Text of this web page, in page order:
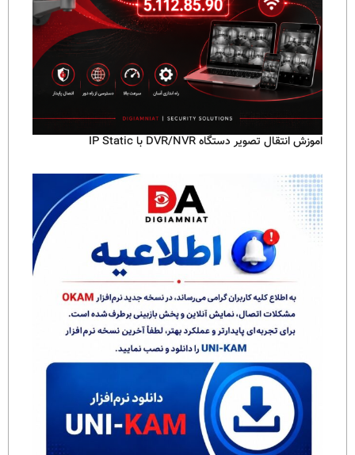
اموزش انتقال تصویر دستگاه DVR/NVR با IP Static